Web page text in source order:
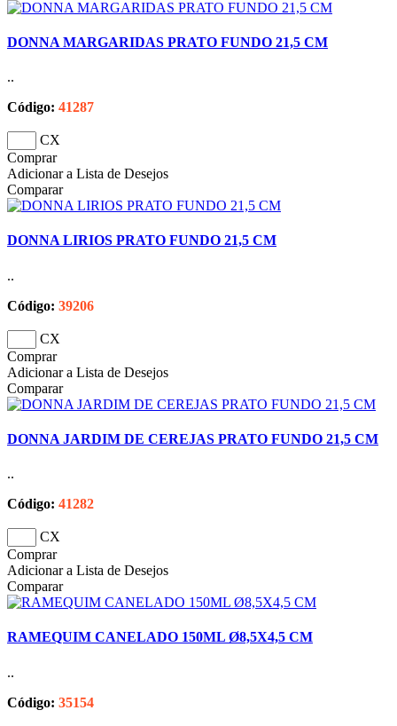
DONNA MARGARIDAS PRATO FUNDO 21,5 CM
..
Código: 41287
CX
Comprar
Adicionar a Lista de Desejos
Comparar
DONNA LIRIOS PRATO FUNDO 21,5 CM
..
Código: 39206
CX
Comprar
Adicionar a Lista de Desejos
Comparar
DONNA JARDIM DE CEREJAS PRATO FUNDO 21,5 CM
..
Código: 41282
CX
Comprar
Adicionar a Lista de Desejos
Comparar
RAMEQUIM CANELADO 150ML Ø8,5X4,5 CM
..
Código: 35154